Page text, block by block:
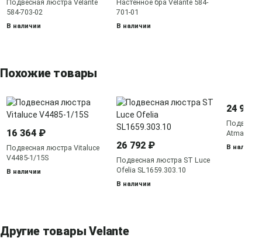
Подвесная люстра Velante
584-703-02
В наличии
Настенное бра Velante 584-
701-01
В наличии
Похожие товары
16 364 ₽
Подвесная люстра Vitaluce
V4485-1/15S
В наличии
26 792 ₽
Подвесная люстра ST Luce
Ofelia SL1659.303.10
В наличии
24 990
Atman
В наличии
Другие товары Velante